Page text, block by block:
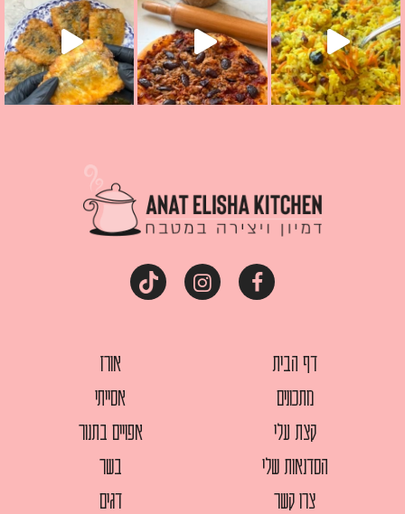
דף הבית
מתכונים
קצת עלי
הסדנאות שלי
צרו קשר
אורז
אסייתי
אפויים בתנור
בשר
דגים